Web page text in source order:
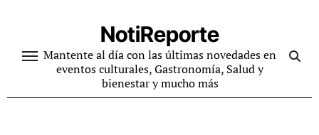
contenido
NotiReporte
Mantente al día con las últimas novedades en
eventos culturales, Gastronomía, Salud y
bienestar y mucho más